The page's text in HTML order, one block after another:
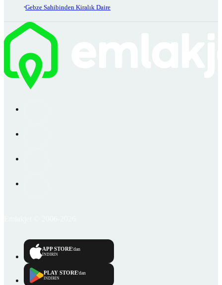
Gebze Sahibinden Kiralık Daire
APP STORE'dan
İNDİRİN
PLAY STORE'dan
İNDİRİN